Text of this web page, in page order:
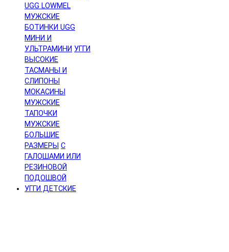
UGG LOWMEL
МУЖСКИЕ
БОТИНКИ UGG
МИНИ И
УЛЬТРАМИНИ УГГИ
ВЫСОКИЕ
ТАСМАНЫ И
СЛИПОНЫ
МОКАСИНЫ
МУЖСКИЕ
ТАПОЧКИ
МУЖСКИЕ
БОЛЬШИЕ
РАЗМЕРЫ С
ГАЛОШАМИ ИЛИ
РЕЗИНОВОЙ
ПОДОШВОЙ
УГГИ ДЕТСКИЕ